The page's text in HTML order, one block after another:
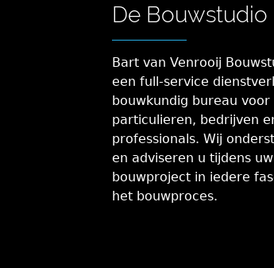
De Bouwstudio
Bart van Venrooij
een full-service
bouwkundig bureau voor
particulieren, bedrijven
professionals. Wij
en adviseren u tijdens uw
bouwproject in iedere
het bouwproces.